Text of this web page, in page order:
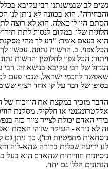
נשים לב שבמשנתנו רבי עקיבא
והבחירה". הוא בכוונה לא נותן לנו
הסתם היו לו כאלה. הוא לא רוצה
הלוגית שלו. במקום לנסות לתת
הוא בעצם אומר: "דע לך מהי מסקנת
הכל צפוי. ב. הרשות נתונה. עכשיו
ויתור: הכל צפוי לחלוטין והרשות
הגדול של רבי עקיבא בנושא זה.
שאפשר לחכמי ישראל, שנטו פעם
בסופו של דבר על קו אחד רציף
הדבר מזכיר במקצת את הוויכוח של
אלקטרומגנטי או חלקיק. מסקנת
בידי האדם יכולת לצייר ציור כזה
זה לא נורא - העיקר שזוהי האמת
נוסחאות מתמטיות וכו'). כך ניתן
לנו ידיעה שכלית ברורה שהא-לוה
ניסיונית חווייתית שהאדם הוא בעל
הנתונים הללו גם יחד.